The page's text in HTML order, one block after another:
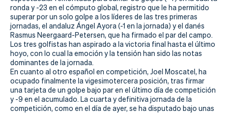
Federarse
Jugar
Aprender
Actualidad
Tienda
ronda y -23 en el cómputo global, registro que le ha permitido
superar por un solo golpe a los líderes de las tres primeras
jornadas, el andaluz Ángel Ayora (-1 en la jornada) y el danés
Rasmus Neergaard-Petersen, que ha firmado el par del campo.
Los tres golfistas han aspirado a la victoria final hasta el último
hoyo, con lo cual la emoción y la tensión han sido las notas
dominantes de la jornada.
En cuanto al otro español en competición, Joel Moscatel, ha
ocupado finalmente la vigesimotercera posición, tras firmar
una tarjeta de un golpe bajo par en el último día de competición
y -9 en el acumulado. La cuarta y definitiva jornada de la
competición, como en el día de ayer, se ha disputado bajo unas